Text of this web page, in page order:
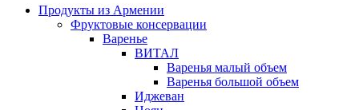
Продукты из Армении
Фруктовые консервации
Варенье
ВИТАЛ
Варенья малый объем
Варенья большой объем
Иджеван